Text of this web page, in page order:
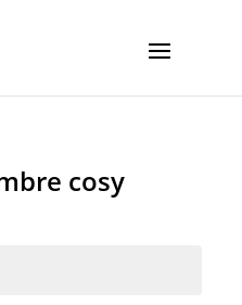
cosy